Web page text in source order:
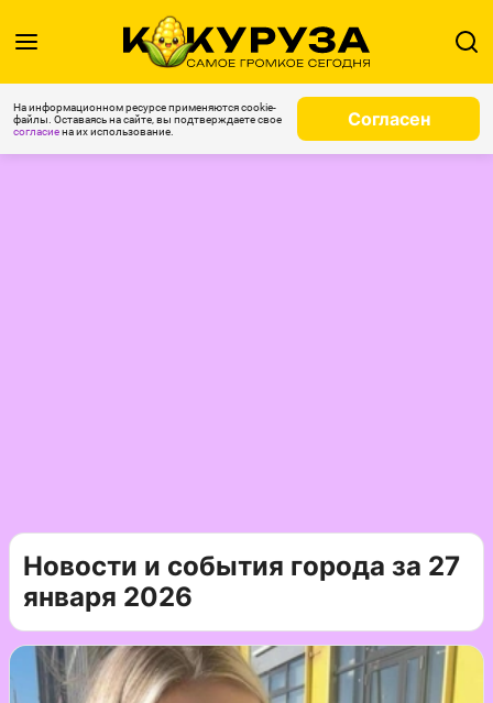
На информационном ресурсе применяются cookie-
файлы. Оставаясь на сайте, вы подтверждаете свое
согласиена их использование.
Согласен
Новости и события города за 27
января 2026